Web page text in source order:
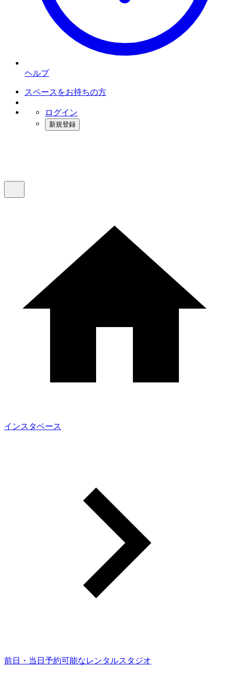
ヘルプ
スペースをお持ちの方
ログイン
新規登録
インスタベース
前日・当日予約可能なレンタルスタジオ